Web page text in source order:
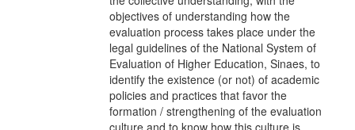
objectives of understanding how the
evaluation process takes place under the
legal guidelines of the National System of
Evaluation of Higher Education, Sinaes, to
identify the existence (or not) of academic
policies and practices that favor the
formation / strengthening of the evaluation
culture and to know how this culture is